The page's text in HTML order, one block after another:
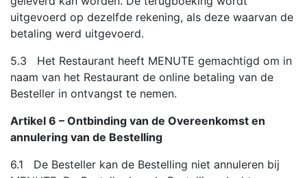
uitgevoerd op dezelfde rekening, als deze waarvan de
betaling werd uitgevoerd.
5.3 Het Restaurant heeft MENUTE gemachtigd om in
naam van het Restaurant de online betaling van de
Besteller in ontvangst te nemen.
Artikel 6 – Ontbinding van de Overeenkomst en
annulering van de Bestelling
6.1 De Besteller kan de Bestelling niet annuleren bij